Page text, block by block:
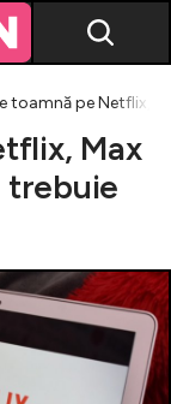
toamnă pe Netflix,
Max
trebuie